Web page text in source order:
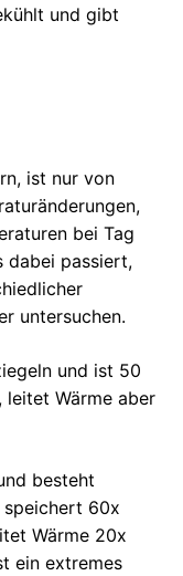
und gibt
ist nur von
bei Tag
dabei passiert,
untersuchen.
und ist 50
leitet Wärme aber
besteht
speichert 60x
Wärme 20x
ein extremes